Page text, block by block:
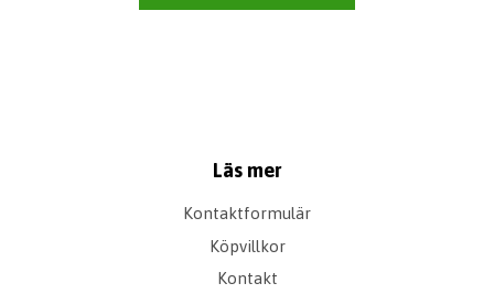
Läs mer
Kontaktformulär
Köpvillkor
Kontakt